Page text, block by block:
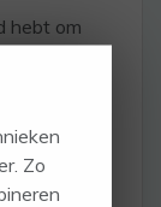
hebt om
wilt
en
beter
Zo